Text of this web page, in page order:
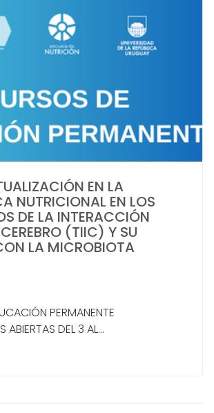
EN LA
NUTRICIONAL EN LOS
DE LA INTERACCIÓN
(TIIC) Y SU
LA MICROBIOTA
PERMANENTE
ABIERTAS DEL 3 AL...